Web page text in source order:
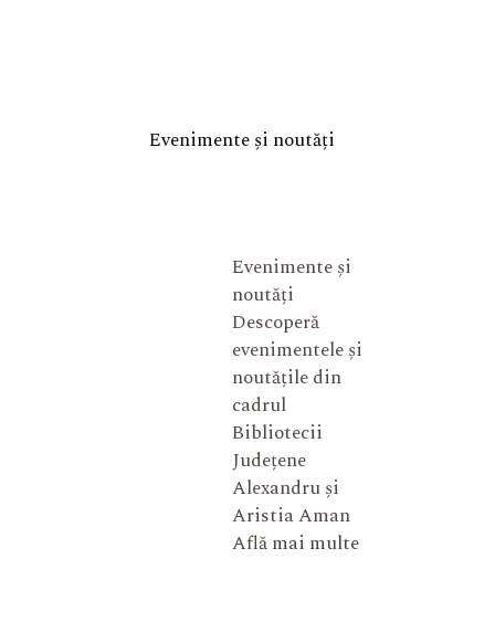
Evenimente și noutăți
Evenimente și
noutăți
Descoperă
evenimentele și
noutățile din
cadrul
Bibliotecii
Județene
Alexandru și
Aristia Aman
Află mai multe